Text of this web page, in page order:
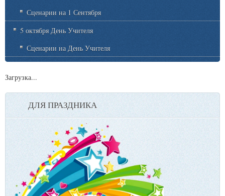
Сценарии на 1 Сентября
5 октября День Учителя
Сценарии на День Учителя
Загрузка...
ДЛЯ ПРАЗДНИКА